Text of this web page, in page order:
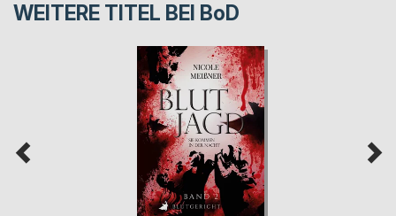
WEITERE TITEL BEI BoD